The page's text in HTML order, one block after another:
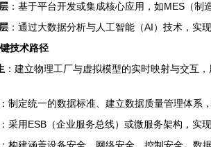
：基于平台开发或集成核心应用，如MES（
：通过大数据分析与人工智能（AI）技术，实
技术路径
：建立物理工厂与虚拟模型的实时映射与交互
：制定统一的数据标准、建立数据质量管理体系
：采用ESB（企业服务总线）或微服务架构，实